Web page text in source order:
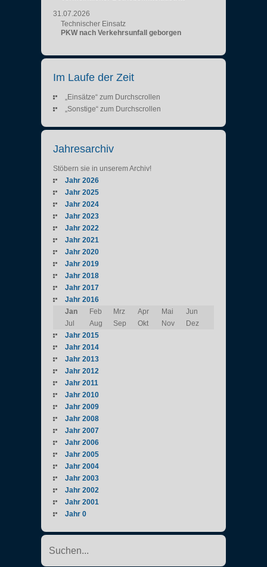
31.07.2026
Technischer Einsatz
PKW nach Verkehrsunfall geborgen
Im Laufe der Zeit
„Einsätze“ zum Durchscrollen
„Sonstige“ zum Durchscrollen
Jahresarchiv
Stöbern sie in unserem Archiv!
Jahr 2026
Jahr 2025
Jahr 2024
Jahr 2023
Jahr 2022
Jahr 2021
Jahr 2020
Jahr 2019
Jahr 2018
Jahr 2017
Jahr 2016
Jan
Feb Mrz Apr Mai
Jun
Jul
Aug Sep Okt Nov
Dez
Jahr 2015
Jahr 2014
Jahr 2013
Jahr 2012
Jahr 2011
Jahr 2010
Jahr 2009
Jahr 2008
Jahr 2007
Jahr 2006
Jahr 2005
Jahr 2004
Jahr 2003
Jahr 2002
Jahr 2001
Jahr 0